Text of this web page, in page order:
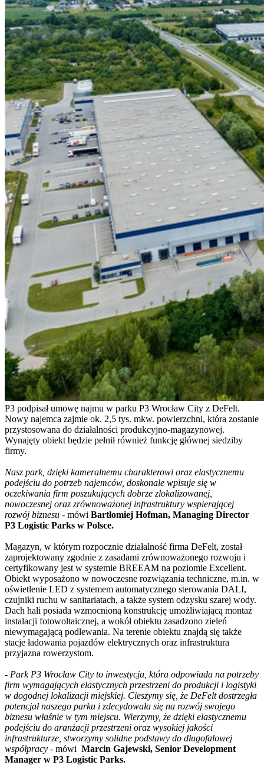
P3 podpisał umowę najmu w parku P3 Wrocław City z DeFelt.
Nowy najemca zajmie ok. 2,5 tys. mkw. powierzchni, która zostanie
przystosowana do działalności produkcyjno-magazynowej.
Wynajęty obiekt będzie pełnił również funkcję głównej siedziby
firmy.
Nasz park, dzięki kameralnemu charakterowi oraz elastycznemu
podejściu do potrzeb najemców, doskonale wpisuje się w
oczekiwania firm poszukujących dobrze zlokalizowanej,
nowoczesnej oraz zrównoważonej infrastruktury wspierającej
rozwój biznesu - mówi Bartłomiej Hofman, Managing Director
P3 Logistic Parks w Polsce.
Magazyn, w którym rozpocznie działalność firma DeFelt, został
zaprojektowany zgodnie z zasadami zrównoważonego rozwoju i
certyfikowany jest w systemie BREEAM na poziomie Excellent.
Obiekt wyposażono w nowoczesne rozwiązania techniczne, m.in. w
oświetlenie LED z systemem automatycznego sterowania DALI,
czujniki ruchu w sanitariatach, a także system odzysku szarej wody.
Dach hali posiada wzmocnioną konstrukcję umożliwiającą montaż
instalacji fotowoltaicznej, a wokół obiektu zasadzono zieleń
niewymagającą podlewania. Na terenie obiektu znajdą się także
stacje ładowania pojazdów elektrycznych oraz infrastruktura
przyjazna rowerzystom.
- Park P3 Wrocław City to inwestycja, która odpowiada na potrzeby
firm wymagających elastycznych przestrzeni do produkcji i logistyki
w dogodnej lokalizacji miejskiej. Cieszymy się, że DeFelt dostrzegła
potencjał naszego parku i zdecydowała się na rozwój swojego
biznesu właśnie w tym miejscu. Wierzymy, że dzięki elastycznemu
podejściu do aranżacji przestrzeni oraz wysokiej jakości
infrastrukturze, stworzymy solidne podstawy do długofalowej
współpracy - mówi Marcin Gajewski, Senior Development
Manager w P3 Logistic Parks.